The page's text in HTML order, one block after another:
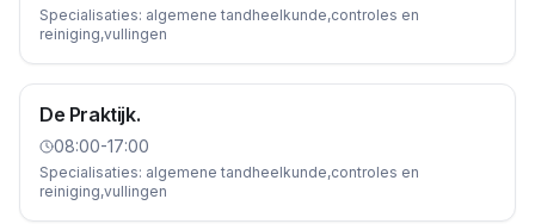
Specialisaties: algemene tandheelkunde,controles en
reiniging,vullingen
De Praktijk.
08:00-17:00
Specialisaties: algemene tandheelkunde,controles en
reiniging,vullingen